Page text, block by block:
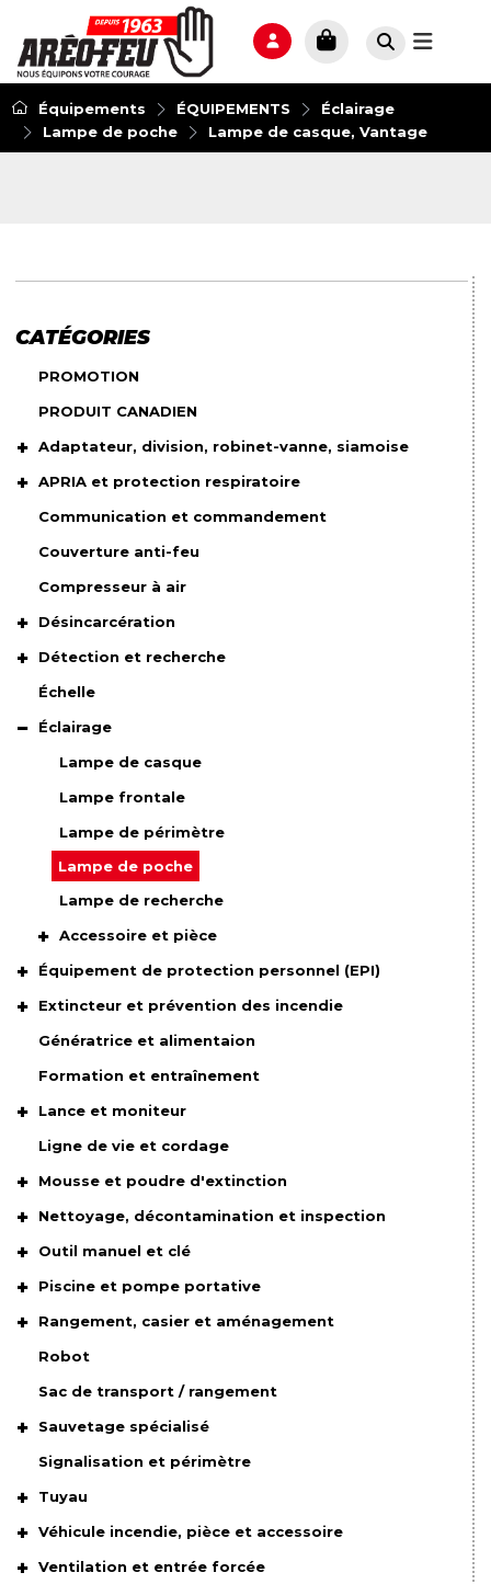
Équipements ÉQUIPEMENTS
Éclairage
Lampe de poche
Lampe de casque, Vantage
CATÉGORIES
PROMOTION
PRODUIT CANADIEN
Adaptateur, division, robinet-vanne, siamoise
APRIA et protection respiratoire
Communication et commandement
Couverture anti-feu
Compresseur à air
Désincarcération
Détection et recherche
Échelle
Éclairage
Lampe de casque
Lampe frontale
Lampe de périmètre
Lampe de poche
Lampe de recherche
Accessoire et pièce
Équipement de protection personnel (EPI)
Extincteur et prévention des incendie
Génératrice et alimentaion
Formation et entraînement
Lance et moniteur
Ligne de vie et cordage
Mousse et poudre d'extinction
Nettoyage, décontamination et inspection
Outil manuel et clé
Piscine et pompe portative
Rangement, casier et aménagement
Robot
Sac de transport / rangement
Sauvetage spécialisé
Signalisation et périmètre
Tuyau
Véhicule incendie, pièce et accessoire
Ventilation et entrée forcée